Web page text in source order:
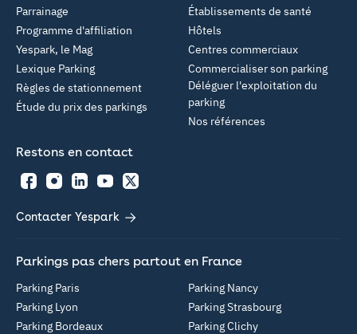
Établissements de santé
Hôtels
Centres commerciaux
Commercialiser son parking
Déléguer l'exploitation du
parking
Nos références
Parrainage
Programme d'affiliation
Yespark, le Mag
Lexique Parking
Règles de stationnement
Étude du prix des parkings
Restons en contact
FacebookInstagramLinkedInYouTubeTwitter
Contacter Yespark
Parkings pas chers partout en France
Parking Paris
Parking Lyon
Parking Bordeaux
Parking Nancy
Parking Strasbourg
Parking Clichy